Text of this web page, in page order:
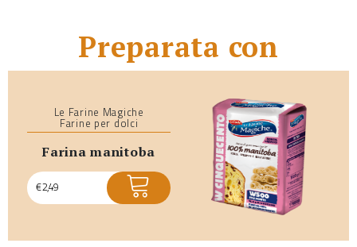
Preparata con
Le Farine Magiche
Farine per dolci
farina manitoba
€2,49